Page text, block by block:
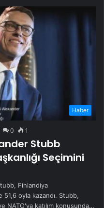
Haber
0 1
Stubb
Seçimini
Finlandiya
51,6 oyla kazandı. Stubb,
NATO'ya katılım konusunda…